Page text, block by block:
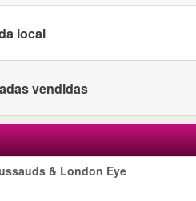
local
vendidas
& London Eye